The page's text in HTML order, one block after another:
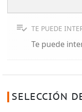
TE PUEDE
Te puede
SELECCIÓN